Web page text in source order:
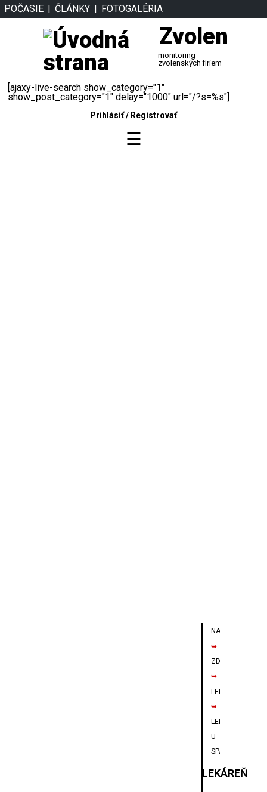
POČASIE ČLÁNKY FOTOGALÉRIA
Zvolen
monitoring
zvolenských firiem
[ajaxy-live-search show_category="1"
show_post_category="1" delay="1000" url="/?s=%s"]
Prihlásiť/ Registrovať
☰
NAVIGÁCIA
➥
ZDRAVIE
➥
LEKÁREŇ
➥
LEKÁREŇ
U
SPASITEĽA
LEKÁREŇ